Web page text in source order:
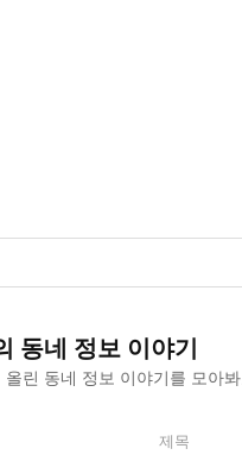
동네 정보 이야기
올린 동네 정보 이야기를 모아
제목